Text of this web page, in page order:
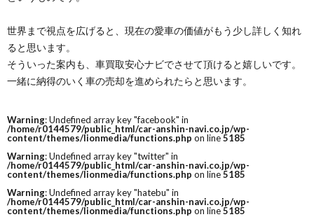
世界まで視点を広げると、現在の愛車の価値がもう少し詳しく知れ
ると思います。
そういった案内も、車買取安心ナビでさせて頂けると嬉しいです。
一緒に納得のいく車の売却を進められたらと思います。
Warning: Undefined array key "facebook" in
/home/r0144579/public_html/car-anshin-navi.co.jp/wp-
content/themes/lionmedia/functions.php on line5185
Warning: Undefined array key "twitter" in
/home/r0144579/public_html/car-anshin-navi.co.jp/wp-
content/themes/lionmedia/functions.php on line5185
Warning: Undefined array key "hatebu" in
/home/r0144579/public_html/car-anshin-navi.co.jp/wp-
content/themes/lionmedia/functions.php on line5185